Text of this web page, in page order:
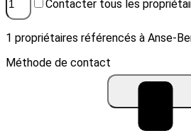
Contacter tous les
1 propriétaires référencés à Anse-
Méthode de contact